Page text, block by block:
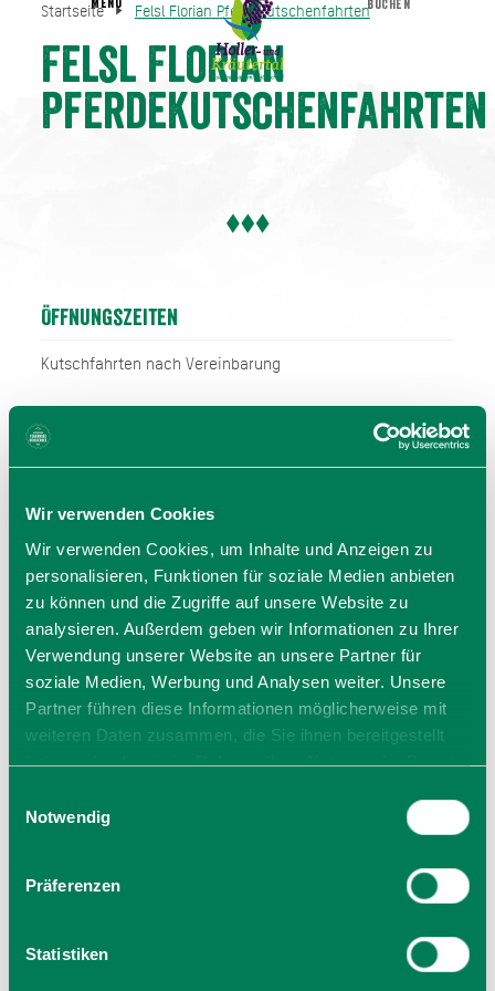
Wir verwenden Cookies
Wir verwenden Cookies, um Inhalte und Anzeigen zu
personalisieren, Funktionen für soziale Medien anbieten
zu können und die Zugriffe auf unsere Website zu
analysieren. Außerdem geben wir Informationen zu Ihrer
Verwendung unserer Website an unsere Partner für
soziale Medien, Werbung und Analysen weiter. Unsere
Partner führen diese Informationen möglicherweise mit
weiteren Daten zusammen, die Sie ihnen bereitgestellt
haben oder die sie im Rahmen Ihrer Nutzung der Dienste
Cookies, wenn Sie unsere Webseite weiterhin nutzen.
Notwendig
Präferenzen
Statistiken
Startseite Felsl Florian Pferdekutschenfahrten
Felsl Florian
Pferdekutschenfahrten
Öffnungszeiten
Kutschfahrten nach Vereinbarung
Große Karte öffnen
Pferdekutschenfahrten
Startseite Felsl Florian Pferdekutschenfahrten
MENU BUCHEN